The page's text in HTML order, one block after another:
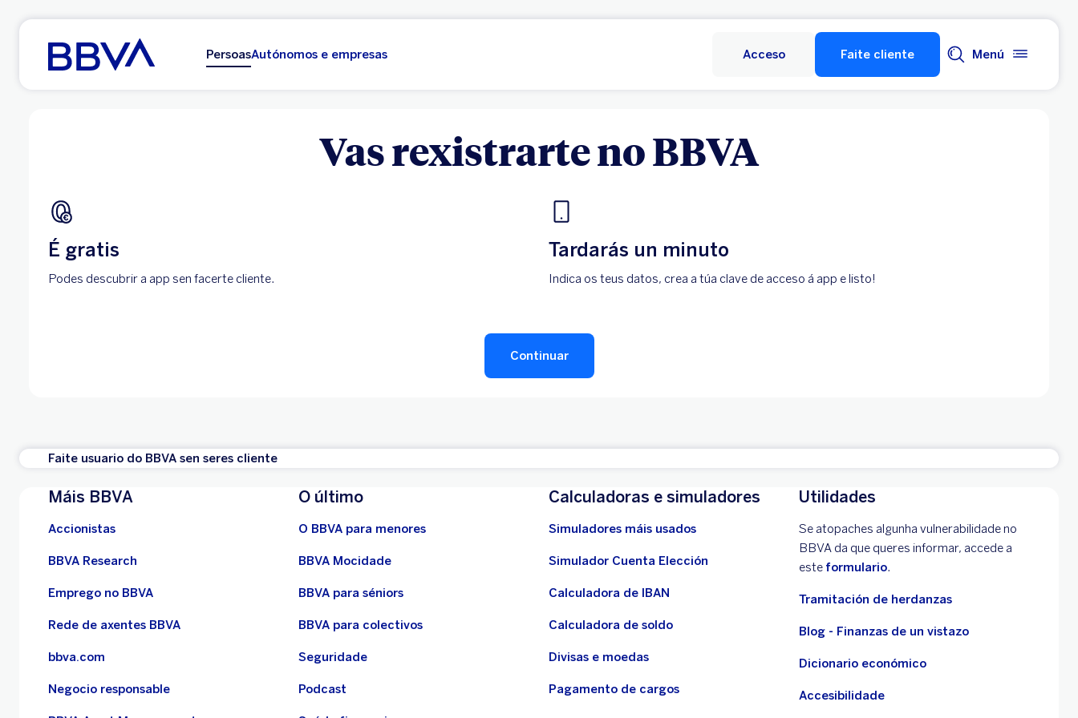
Ir ao contido principal
PersoasAutónomos e empresas Acceso Faite cliente Menú
Vas rexistrarte no BBVA
É gratis
Podes descubrir a app sen facerte cliente.
Tardarás un minuto
Indica os teus datos, crea a túa clave de acceso á app e listo!
Continuar
Faite usuario do BBVA sen seres cliente
Máis BBVA
Accionistas
BBVA Research
Emprego no BBVA
Rede de axentes BBVA
bbva.com
Negocio responsable
O último
O BBVA para menores
BBVA Mocidade
BBVA para séniors
BBVA para colectivos
Seguridade
Podcast
Calculadoras e simuladores
Simuladores máis usados
Simulador Cuenta Elección
Calculadora de IBAN
Calculadora de soldo
Divisas e moedas
Pagamento de cargos
Utilidades
Se atopaches algunha vulnerabilidade no
BBVA da que queres informar, accede a
este formulario.
Tramitación de herdanzas
Blog - Finanzas de un vistazo
Dicionario económico
Accesibilidade